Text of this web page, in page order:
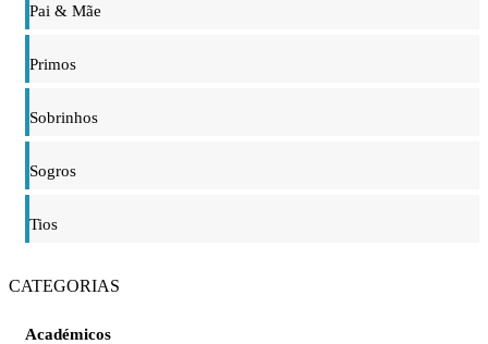
Pai & Mãe
Primos
Sobrinhos
Sogros
Tios
CATEGORIAS
Académicos